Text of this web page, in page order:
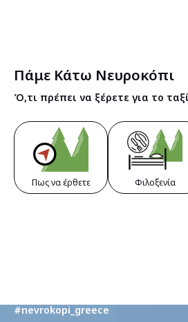
Πάμε Κάτω Νευροκόπι
Ό,τι πρέπει να ξέρετε για το
Πως να έρθετε Φιλοξενία
#nevrokopi_greece